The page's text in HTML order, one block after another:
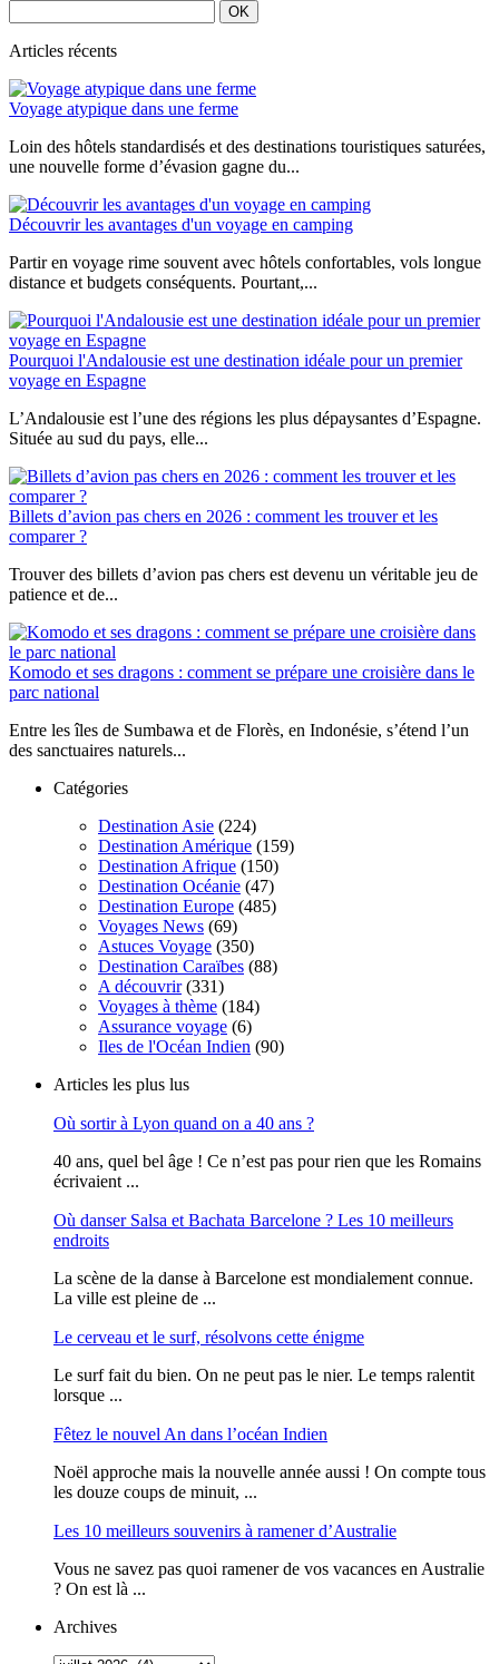
Janeiro,
au
charme
Articles récents
Voyage atypique dans une ferme
Loin des hôtels standardisés et des destinations touristiques saturées,
une nouvelle forme d’évasion gagne du...
Découvrir les avantages d'un voyage en camping
Partir en voyage rime souvent avec hôtels confortables, vols longue
distance et budgets conséquents. Pourtant,...
Pourquoi l'Andalousie est une destination idéale pour un premier
voyage en Espagne
L’Andalousie est l’une des régions les plus dépaysantes d’Espagne.
Située au sud du pays, elle...
Billets d’avion pas chers en 2026 : comment les trouver et les
comparer ?
Trouver des billets d’avion pas chers est devenu un véritable jeu de
patience et de...
Komodo et ses dragons : comment se prépare une croisière dans le
parc national
Entre les îles de Sumbawa et de Florès, en Indonésie, s’étend l’un
des sanctuaires naturels...
Catégories
Destination Asie (224)
Destination Amérique (159)
Destination Afrique (150)
Destination Océanie (47)
Destination Europe (485)
Voyages News (69)
Astuces Voyage (350)
Destination Caraïbes (88)
A découvrir(331)
Voyages à thème (184)
Assurance voyage (6)
Iles de l'Océan Indien (90)
Articles les plus lus
Où sortir à Lyon quand on a 40 ans ?
40 ans, quel bel âge ! Ce n’est pas pour rien que les Romains
écrivaient ...
Où danser Salsa et Bachata Barcelone ? Les 10 meilleurs
endroits
La scène de la danse à Barcelone est mondialement connue.
La ville est pleine de ...
Le cerveau et le surf, résolvons cette énigme
Le surf fait du bien. On ne peut pas le nier. Le temps ralentit
lorsque ...
Fêtez le nouvel An dans l’océan Indien
Noël approche mais la nouvelle année aussi ! On compte tous
les douze coups de minuit, ...
Les 10 meilleurs souvenirs à ramener d’Australie
Vous ne savez pas quoi ramener de vos vacances en Australie
? On est là ...
Archives